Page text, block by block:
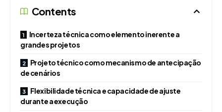
Contents
Incerteza técnica como elemento inerente a
grandes projetos
Projeto técnico como mecanismo de antecipação
de cenários
Flexibilidade técnica e capacidade de ajuste
durante a execução